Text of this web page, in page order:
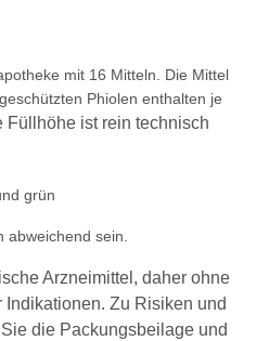
mit 16 Mitteln. Die Mittel
Phiolen enthalten je
Füllhöhe ist rein technisch
grün
abweichend sein.
Arzneimittel, daher ohne
Zu Risiken und
die Packungsbeilage und